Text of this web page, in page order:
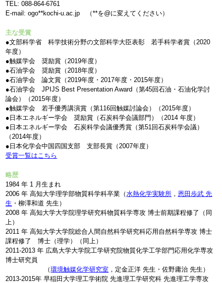
TEL: 088-864-6761
E-mail: ogo**kochi-u.ac.jp （**を@に変えてください）
主な受賞
●文部科学省 科学技術分野の文部科学大臣表彰 若手科学者賞（2020
年度）
●触媒学会 奨励賞（2019年度）
●石油学会 奨励賞（2018年度）
●石油学会 論文賞（2019年度・2017年度・2015年度）
●石油学会 JPIJS Best Presentation Award（第45回石油・石油化学討
論会）（2015年度）
●触媒学会 若手優秀講演賞（第116回触媒討論会）（2015年度）
●日本エネルギー学会 奨励賞（石炭科学会議部門）（2014 年度）
●日本エネルギー学会 石炭科学会議優秀賞（第51回石炭科学会議）
（2014年度）
●日本化学会中国四国支部 支部長賞（2007年度）
受賞一覧はこちら
略歴
1984 年 1 月生まれ
2006 年 高知大学理学部物質科学科卒業（水熱化学実験所 ，恩田歩武 先
生 ・柳澤和道 先生）
2008 年 高知大学大学院理学研究科物質科学専攻 博士前期課程修了（同
上）
2011 年 高知大学大学院総合人間自然科学研究科応用自然科学専攻 博士
課程修了 博士（理学）（同上）
2011-2013 年 広島大学大学院工学研究院物質化学工学部門応用化学専攻
博士研究員
（環境触媒化学研究室 ，定金正洋 先生・佐野庸治 先生）
2013-2015年 早稲田大学理工学術院 先進理工学研究科 先進理工学専攻